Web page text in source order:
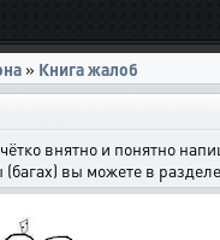
» Книга жалоб
внятно и понятно
вы можете в разделе